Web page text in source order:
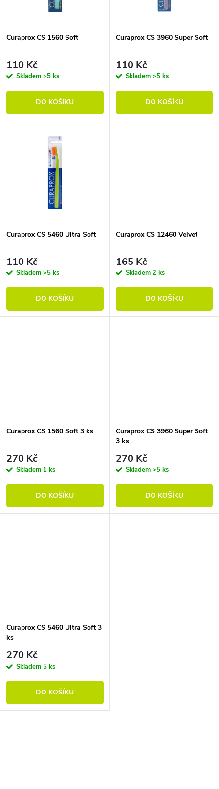
Curaprox CS 1560 Soft
110 Kč
Skladem >5 ks
DO KOŠÍKU
Curaprox CS 3960 Super Soft
110 Kč
Skladem >5 ks
DO KOŠÍKU
Curaprox CS 5460 Ultra Soft
110 Kč
Skladem >5 ks
DO KOŠÍKU
Curaprox CS 12460 Velvet
165 Kč
Skladem 2 ks
DO KOŠÍKU
Curaprox CS 1560 Soft 3 ks
270 Kč
Skladem 1 ks
DO KOŠÍKU
Curaprox CS 3960 Super Soft
3 ks
270 Kč
Skladem >5 ks
DO KOŠÍKU
Curaprox CS 5460 Ultra Soft 3
ks
270 Kč
Skladem 5 ks
DO KOŠÍKU